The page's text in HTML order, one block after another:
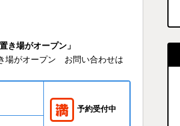
き場がオープン」
場がオープン お問い合わせは
予約受付中